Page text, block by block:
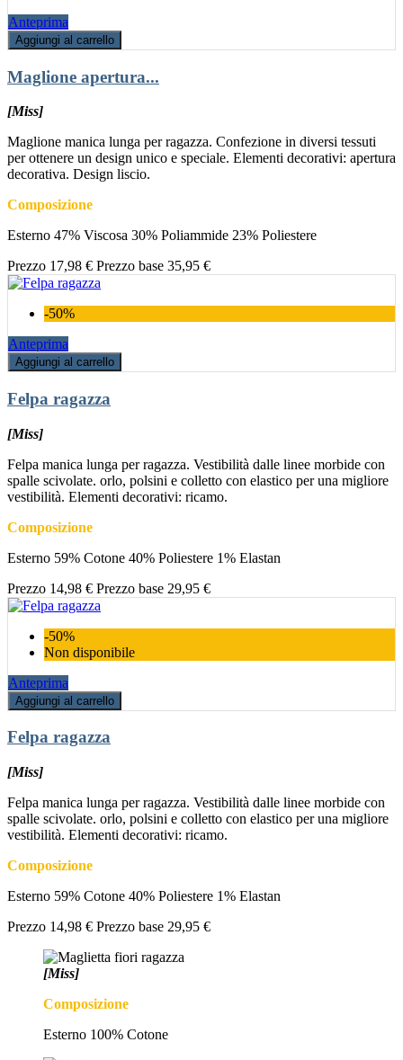
Anteprima
Aggiungi al carrello
Maglione apertura...
[Miss]
Maglione manica lunga per ragazza. Confezione in diversi tessuti
per ottenere un design unico e speciale. Elementi decorativi: apertura
decorativa. Design liscio.
Composizione
Esterno 47% Viscosa 30% Poliammide 23% Poliestere
Prezzo 17,98 € Prezzo base 35,95 €
-50%
Anteprima
Aggiungi al carrello
Felpa ragazza
[Miss]
Felpa manica lunga per ragazza. Vestibilità dalle linee morbide con
spalle scivolate. orlo, polsini e colletto con elastico per una migliore
vestibilità. Elementi decorativi: ricamo.
Composizione
Esterno 59% Cotone 40% Poliestere 1% Elastan
Prezzo 14,98 € Prezzo base 29,95 €
-50%
Non disponibile
Anteprima
Aggiungi al carrello
Felpa ragazza
[Miss]
Felpa manica lunga per ragazza. Vestibilità dalle linee morbide con
spalle scivolate. orlo, polsini e colletto con elastico per una migliore
vestibilità. Elementi decorativi: ricamo.
Composizione
Esterno 59% Cotone 40% Poliestere 1% Elastan
Prezzo 14,98 € Prezzo base 29,95 €
[Miss]
Composizione
Esterno 100% Cotone